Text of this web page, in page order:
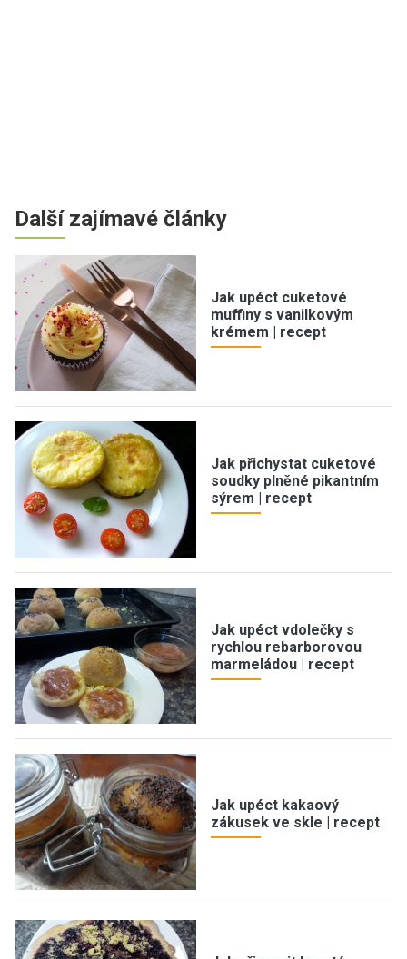
Další zajímavé články
Jak upéct cuketové
muffiny s vanilkovým
krémem | recept
Jak přichystat cuketové
soudky plněné pikantním
sýrem | recept
Jak upéct vdolečky s
rychlou rebarborovou
marmeládou | recept
Jak upéct kakaový
zákusek ve skle | recept